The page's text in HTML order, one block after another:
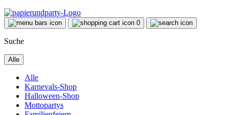
0
Suche
Alle
Alle
Karnevals-Shop
Halloween-Shop
Mottopartys